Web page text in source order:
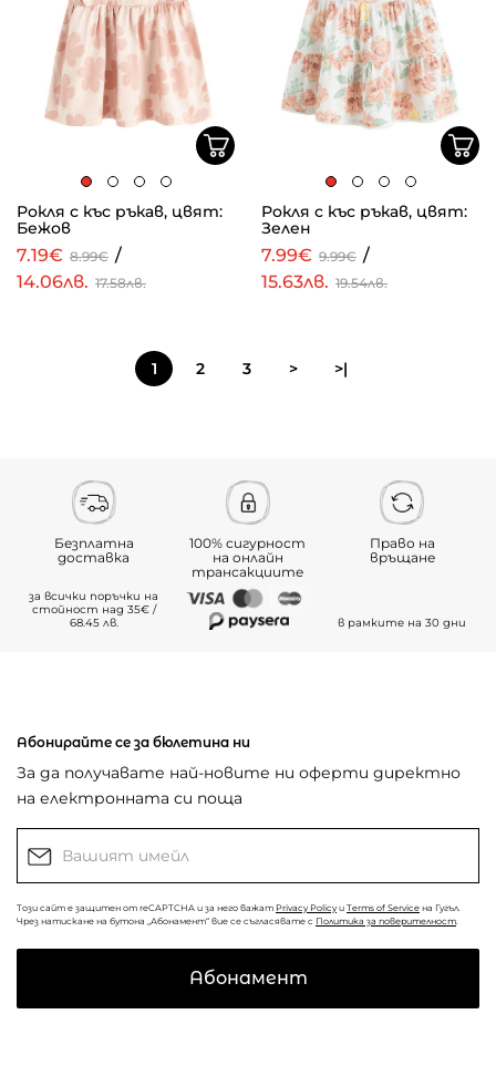
Рокля с къс ръкав, цвят:
Бежов
7.19€ 8.99€ /
14.06лв. 17.58лв.
Рокля с къс ръкав, цвят:
Зелен
7.99€ 9.99€ /
15.63лв. 19.54лв.
1 2 3 > >|
Безплатна
доставка
за всички поръчки на
стойност над 35€ /
68.45 лв.
100% сигурност
на онлайн
трансакциите
Право на
връщане
в рамките на 30 дни
Абонирайте се за бюлетина ни
За да получавате най-новите ни оферти директно
на електронната си поща
Този сайт е защитен от reCAPTCHA и за него важат Privacy Policy и Terms of Service на Гугъл.
Чрез натискане на бутона „Абонамент“ вие се съгласявате с Политика за поверителност.
Абонамент